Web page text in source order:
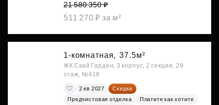
21 580 350 ₽
511 270 ₽ за м²
1-комнатная, 37.5м²
ЖК Скай Гарден, 3 корпус, 2 секция, 29
этаж, №419
2 кв 2027
Скидка
Предчистовая отделка
Платите как хотите